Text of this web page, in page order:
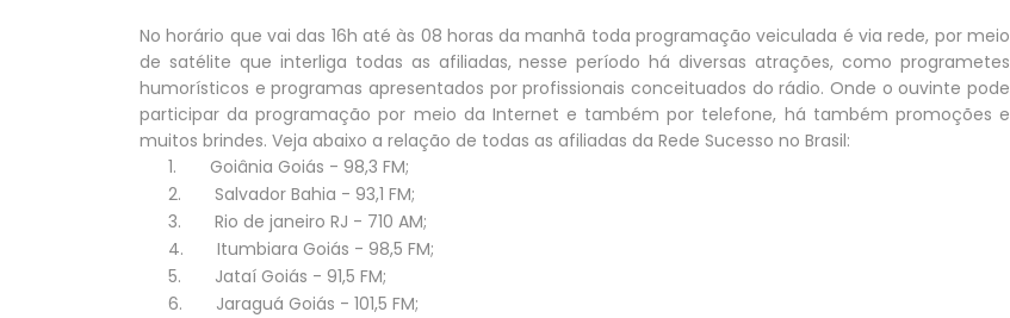
No horário que vai das 16h até às 08 horas da manhã toda programação veiculada é via rede, por meio
de satélite que interliga todas as afiliadas, nesse período há diversas atrações, como programetes
humorísticos e programas apresentados por profissionais conceituados do rádio. Onde o ouvinte pode
participar da programação por meio da Internet e também por telefone, há também promoções e
muitos brindes. Veja abaixo a relação de todas as afiliadas da Rede Sucesso no Brasil:
1.
Goiânia Goiás - 98,3 FM;
2.
Salvador Bahia - 93,1 FM;
3.
Rio de janeiro RJ - 710 AM;
4.
Itumbiara Goiás - 98,5 FM;
5.
Jataí Goiás - 91,5 FM;
6.
Jaraguá Goiás - 101,5 FM;